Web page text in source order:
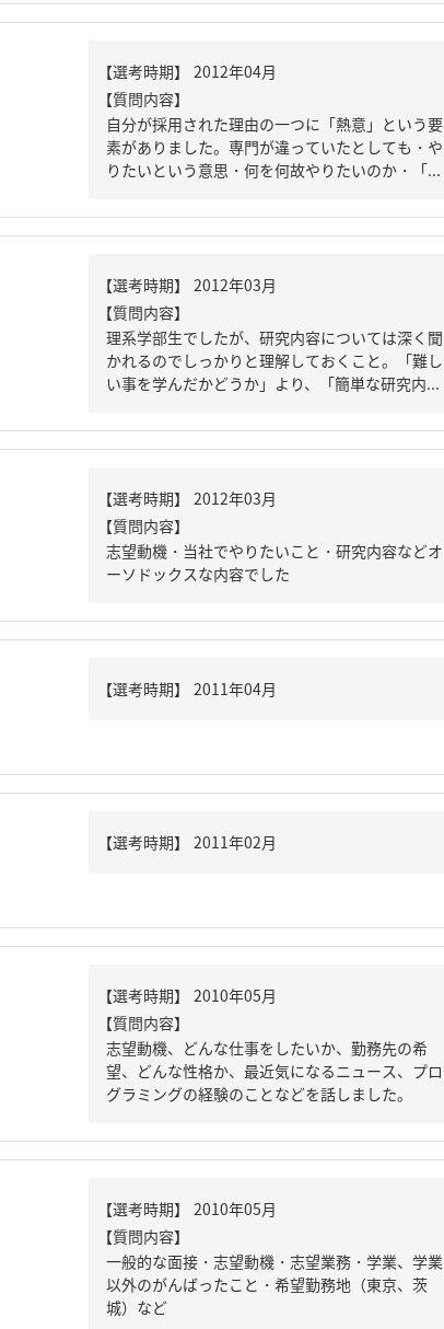
【質問内容】
自分が採用された理由の一つに「熱意」という要
素がありました。専門が違っていたとしても・や
りたいという意思・何を何故やりたいのか・「...
【質問内容】
理系学部生でしたが、研究内容については深く聞
かれるのでしっかりと理解しておくこと。「難し
い事を学んだかどうか」より、「簡単な研究内...
【質問内容】
志望動機・当社でやりたいこと・研究内容などオ
ーソドックスな内容でした
【質問内容】
志望動機、どんな仕事をしたいか、勤務先の希
望、どんな性格か、最近気になるニュース、プロ
グラミングの経験のことなどを話しました。
【質問内容】
一般的な面接・志望動機・志望業務・学業、学業
以外のがんばったこと・希望勤務地（東京、茨
城）など